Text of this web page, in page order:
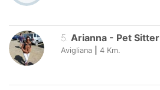
5 Arianna - Pet Sitter
Avigliana 4 Km.